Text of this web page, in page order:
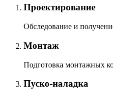
Проектирование
Обследование и
Монтаж
Подготовка монтажных
Пуско-наладка